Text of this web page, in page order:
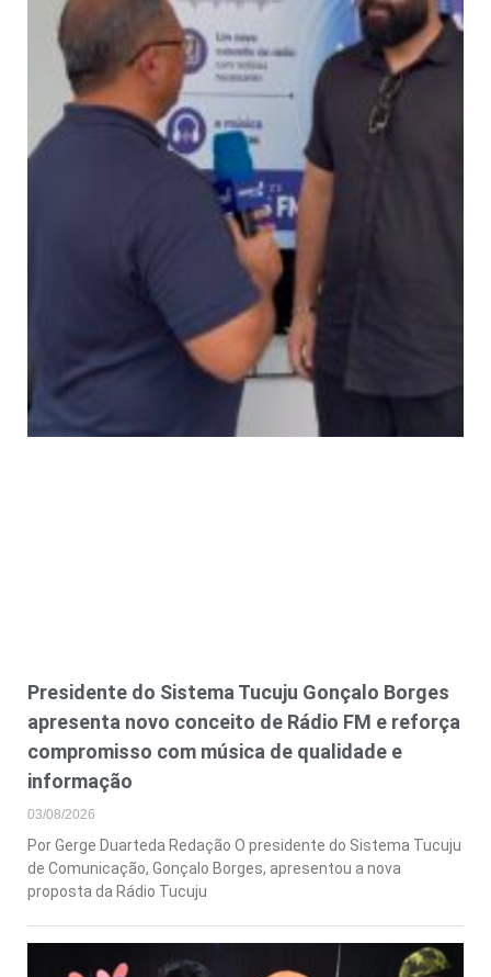
Presidente do Sistema Tucuju Gonçalo Borges
apresenta novo conceito de Rádio FM e reforça
compromisso com música de qualidade e
informação
03/08/2026
Por Gerge Duarteda Redação O presidente do Sistema Tucuju
de Comunicação, Gonçalo Borges, apresentou a nova
proposta da Rádio Tucuju